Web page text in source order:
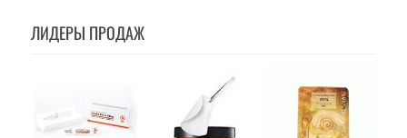
ЛИДЕРЫ ПРОДАЖ